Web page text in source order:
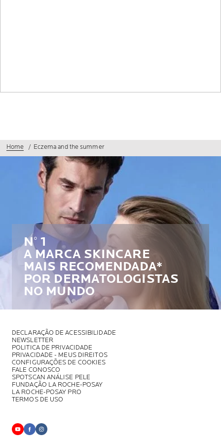
Home Eczema and the summer
N° 1
A MARCA SKINCARE
MAIS RECOMENDADA*
POR DERMATOLOGISTAS
NO MUNDO
DECLARAÇÃO DE ACESSIBILIDADE
NEWSLETTER
POLITICA DE PRIVACIDADE
PRIVACIDADE - MEUS DIREITOS
CONFIGURAÇÕES DE COOKIES
FALE CONOSCO
SPOTSCAN ANÁLISE PELE
FUNDAÇÃO LA ROCHE-POSAY
LA ROCHE-POSAY PRO
TERMOS DE USO